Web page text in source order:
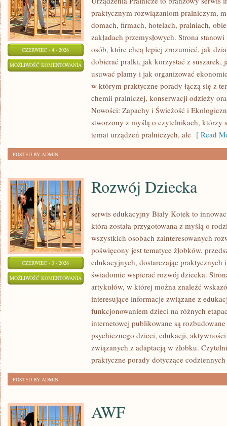
CZERWIEC - 4 - 2026
MOŻLIWOŚĆ KOMENTOWANIA EKOLOGICZNE
PRANIE
praktycznym rozwiązaniom pralniczym,
domach, firmach, hotelach, pralniach,
zakładach przemysłowych. Strona
osób, które chcą lepiej zrozumieć, jak
dobierać pralki, jak korzystać z suszarek,
usuwać plamy i jak organizować
w którym praktyczne porady łączą się z
chemii pralniczej, konserwacji odzieży
Nowości: Zapachy i Świeżość i
stworzony z myślą o czytelnikach, którzy
temat urządzeń pralniczych, ale [ Read
POSTED BY ADMIN
CZERWIEC - 3 - 2026
MOŻLIWOŚĆ KOMENTOWANIA ROZWÓJ
DZIECKA
Rozwój Dziecka
serwis edukacyjny Biały Kotek to
która została przygotowana z myślą o
wszystkich osobach zainteresowanych
poświęcony jest tematyce żłobków,
edukacyjnych, dostarczając
świadomie wspierać rozwój dziecka.
artykułów, w której można znaleźć
interesujące informacje związane z
funkcjonowaniem dzieci na różnych
internetowej publikowane są
psychicznego dzieci, edukacji,
związanych z adaptacją w żłobku.
praktyczne porady dotyczące
POSTED BY ADMIN
AWF